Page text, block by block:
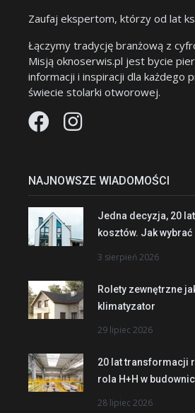
Zaufaj ekspertom, którzy od lat
Łączymy tradycję branżową z
Misją oknoserwis.pl jest bycie
informacji i inspiracji dla każdego
świecie stolarki otworowej.
NAJNOWSZE WIADOMOŚCI
Jedna decyzja, 20
kosztów. Jak wybrać
3 sierpień 2026
Rolety zewnętrzne
klimatyzator
29 lipiec 2026
20 lat transformacji
rola H+H w
28 lipiec 2026